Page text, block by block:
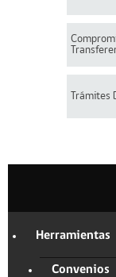
Trámites
Herramientas
Convenios